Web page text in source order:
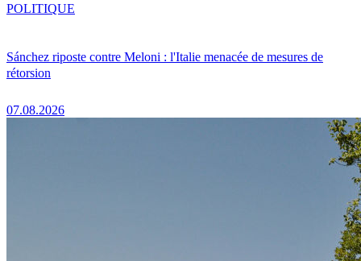
Sánchez riposte contre Meloni : l'Italie menacée de mesures de
rétorsion
07.08.2026
POLITIQUE